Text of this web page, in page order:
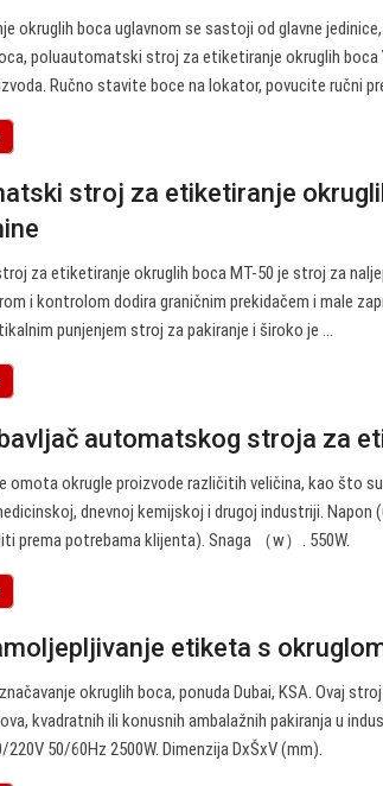
okruglih boca uglavnom se sastoji od glavne
poluautomatski stroj za etiketiranje okruglih boca
Ručno stavite boce na lokator, povucite ručni
stroj za etiketiranje
za etiketiranje okruglih boca MT-50 je stroj za
i kontrolom dodira graničnim prekidačem i male
punjenjem stroj za pakiranje i široko je ...
automatskog stroja za
omota okrugle proizvode različitih veličina, kao što
dnevnoj kemijskoj i drugoj industriji. Napon
prema potrebama klijenta). Snaga （w）. 550W.
etiketa s
okruglih boca, ponuda Dubai, KSA. Ovaj
kvadratnih ili konusnih ambalažnih pakiranja u
50/60Hz 2500W. Dimenzija DxŠxV (mm).